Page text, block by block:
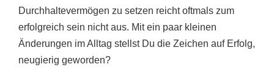
Durchhaltevermögen zu setzen reicht oftmals zum
erfolgreich sein nicht aus. Mit ein paar kleinen
Änderungen im Alltag stellst Du die Zeichen auf Erfolg,
neugierig geworden?